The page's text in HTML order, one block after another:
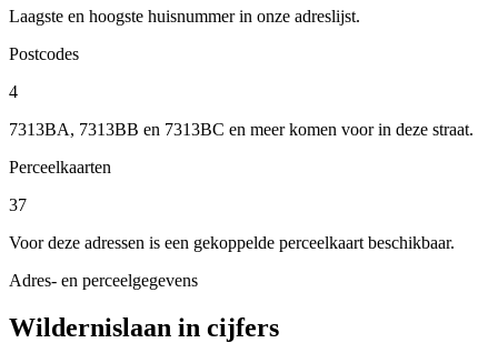
Laagste en hoogste huisnummer in onze adreslijst.
Postcodes
4
7313BA, 7313BB en 7313BC en meer komen voor in deze straat.
Perceelkaarten
37
Voor deze adressen is een gekoppelde perceelkaart beschikbaar.
Adres- en perceelgegevens
Wildernislaan in cijfers